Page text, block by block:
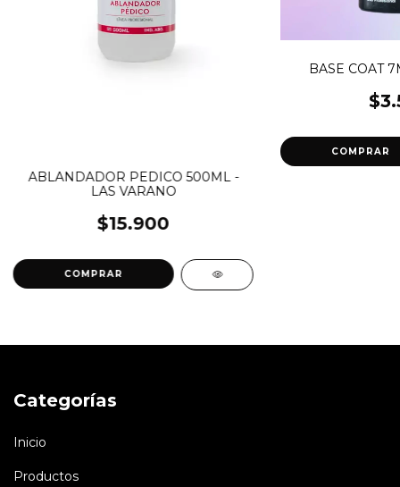
ABLANDADOR PEDICO 500ML -
LAS VARANO
$15.900
BASE COAT
Categorías
Inicio
Productos